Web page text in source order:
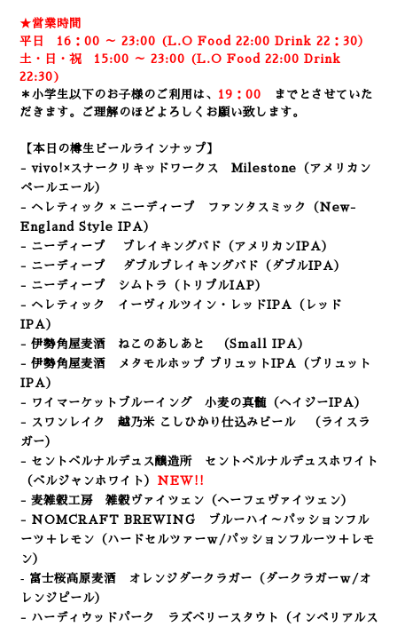
★営業時間
平日 16：00 ～ 23:00 (L.O Food 22:00 Drink 22：30）
土・日・祝 15:00 ～ 23:00 (L.O Food 22:00 Drink
22:30)
＊小学生以下のお子様のご利用は、 19：00
までとさせていた
だきます。ご理解のほどよろしくお願い致します。
【本日の樽生ビールラインナップ】
- vivo!×スナークリキッドワークス Milestone（アメリカン
ペールエール）
- ヘレティック × ニーディープ ファンタスミック（New-
England Style IPA）
- ニーディープ ブレイキングバド（アメリカンIPA）
- ニーディープ ダブルブレイキングバド（ダブルIPA）
- ニーディープ シムトラ
（トリプルIAP）
- ヘレティック イーヴィルツイン・レッドIPA（レッド
IPA）
- 伊勢角屋麦酒 ねこのあしあと （Small IPA）
- 伊勢角屋麦酒 メタモルホップ ブリュットIPA（ブリュット
IPA）
- ワイマーケットブルーイング 小麦の真髄（ヘイジーIPA）
- スワンレイク 越乃米 こしひかり仕込みビール
（ライスラ
ガー）
- セントベルナルデュス醸造所 セントベルナルデュスホワイト
（ベルジャンホワイト） NEW!!
- 麦雑穀工房 雑穀ヴァイツェン（ヘーフェヴァイツェン）
- NOMCRAFT BREWING ブルーハイ～パッションフル
ーツ＋レモン（ハードセルツァーｗ/パッションフルーツ＋レモ
ン）
‐ 富士桜高原麦酒 オレンジダークラガー（ダークラガーｗ/オ
レンジピール）
- ハーディウッドパーク ラズベリースタウト（インペリアルス